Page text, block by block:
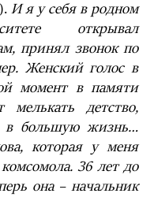
И я у себя в родном
открывал
принял звонок по
Женский голос в
момент в памяти
мелькать детство,
в большую жизнь…
которая у меня
36 лет до
она – начальник